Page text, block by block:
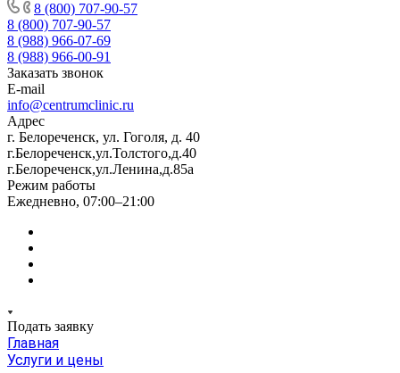
8 (800) 707-90-57
8 (800) 707-90-57
8 (988) 966-07-69
8 (988) 966-00-91
Заказать звонок
E-mail
info@centrumclinic.ru
Адрес
г. Белореченск, ул. Гоголя, д. 40
г.Белореченск,ул.Толстого,д.40
г.Белореченск,ул.Ленина,д.85а
Режим работы
Ежедневно, 07:00–21:00
Подать заявку
Главная
Услуги и цены